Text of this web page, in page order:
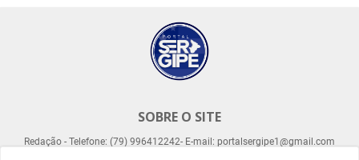
SOBRE O SITE
Redação - Telefone: (79) 996412242- E-mail: portalsergipe1@gmail.com